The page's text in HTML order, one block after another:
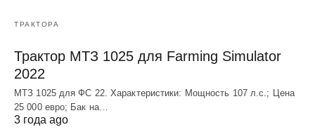
ТРАКТОРА
Трактор МТЗ 1025 для Farming Simulator
2022
МТЗ 1025 для ФС 22. Характеристики: Мощность 107 л.c.; Цена
25 000 евро; Бак на…
3 года ago